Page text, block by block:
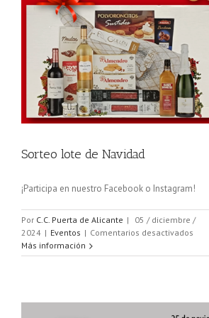
Sorteo lote de Navidad
¡Participa en nuestro Facebook o Instagram!
Por C.C. Puerta de Alicante |
05 / diciembre /
2024 | Eventos | Comentarios desactivados
lote
Más información